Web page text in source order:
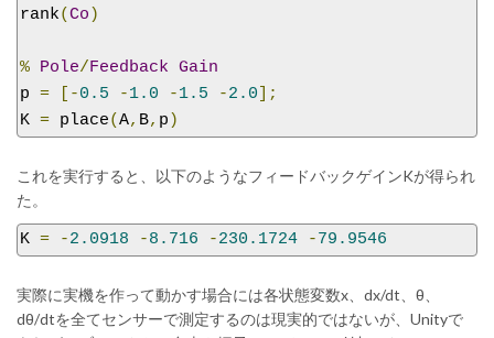
rank(Co )
% Pole/Feedback Gain
p = [-0.5 -1.0 -1.5 -2.0 ];
K = place(A, B, p )
これを実行すると、以下のようなフィードバックゲインKが得られ
た。
K = -2.0918 -8.716 -230.1724 -79.9546
実際に実機を作って動かす場合には各状態変数x、dx/dt、θ、
dθ/dtを全てセンサーで測定するのは現実的ではないが、Unityで